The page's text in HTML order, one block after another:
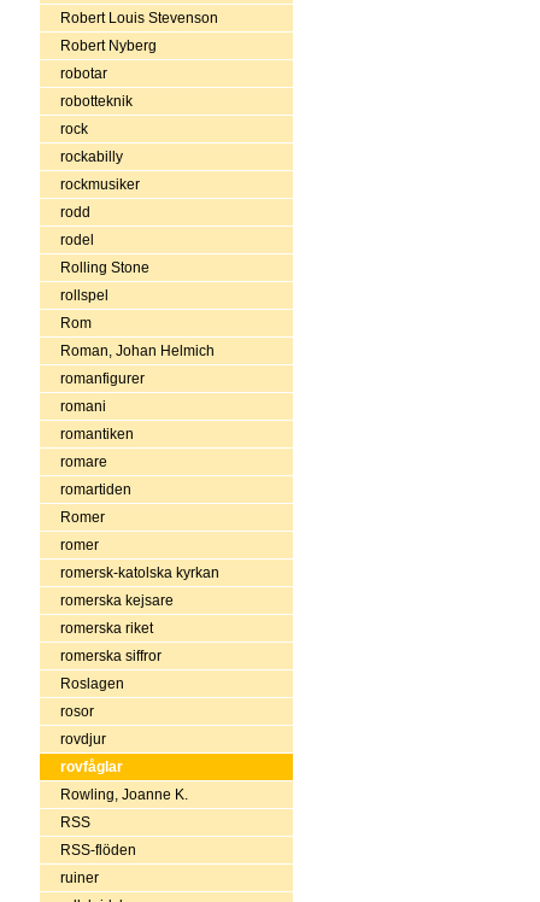
Robert Louis Stevenson
Robert Nyberg
robotar
robotteknik
rock
rockabilly
rockmusiker
rodd
rodel
Rolling Stone
rollspel
Rom
Roman, Johan Helmich
romanfigurer
romani
romantiken
romare
romartiden
Romer
romer
romersk-katolska kyrkan
romerska kejsare
romerska riket
romerska siffror
Roslagen
rosor
rovdjur
rovfåglar
Rowling, Joanne K.
RSS
RSS-flöden
ruiner